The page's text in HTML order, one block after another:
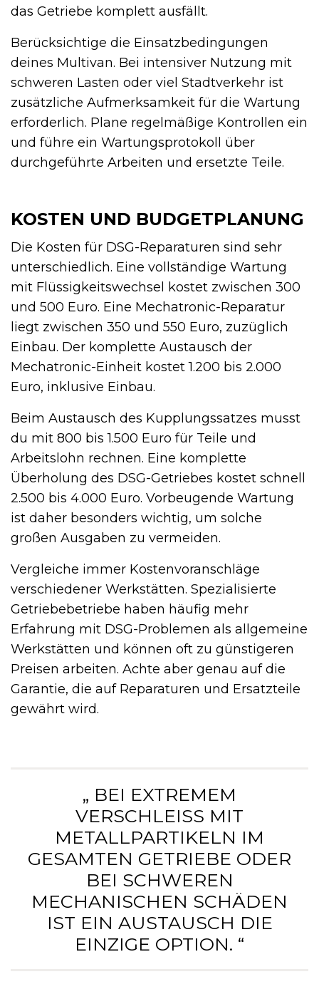
das Getriebe komplett ausfällt.
Berücksichtige die Einsatzbedingungen
deines Multivan. Bei intensiver Nutzung mit
schweren Lasten oder viel Stadtverkehr ist
zusätzliche Aufmerksamkeit für die Wartung
erforderlich. Plane regelmäßige Kontrollen ein
und führe ein Wartungsprotokoll über
durchgeführte Arbeiten und ersetzte Teile.
KOSTEN UND BUDGETPLANUNG
Die Kosten für DSG-Reparaturen sind sehr
unterschiedlich. Eine vollständige Wartung
mit Flüssigkeitswechsel kostet zwischen 300
und 500 Euro. Eine Mechatronic-Reparatur
liegt zwischen 350 und 550 Euro, zuzüglich
Einbau. Der komplette Austausch der
Mechatronic-Einheit kostet 1.200 bis 2.000
Euro, inklusive Einbau.
Beim Austausch des Kupplungssatzes musst
du mit 800 bis 1.500 Euro für Teile und
Arbeitslohn rechnen. Eine komplette
Überholung des DSG-Getriebes kostet schnell
2.500 bis 4.000 Euro. Vorbeugende Wartung
ist daher besonders wichtig, um solche
großen Ausgaben zu vermeiden.
Vergleiche immer Kostenvoranschläge
verschiedener Werkstätten. Spezialisierte
Getriebebetriebe haben häufig mehr
Erfahrung mit DSG-Problemen als allgemeine
Werkstätten und können oft zu günstigeren
Preisen arbeiten. Achte aber genau auf die
Garantie, die auf Reparaturen und Ersatzteile
gewährt wird.
„ BEI EXTREMEM
VERSCHLEISS MIT M
ETALLPARTIKELN IM G
ESAMTEN GETRIEBE ODER B
EI SCHWEREN M
ECHANISCHEN SCHÄDEN I
ST EIN AUSTAUSCH DIE E
INZIGE OPTION. “